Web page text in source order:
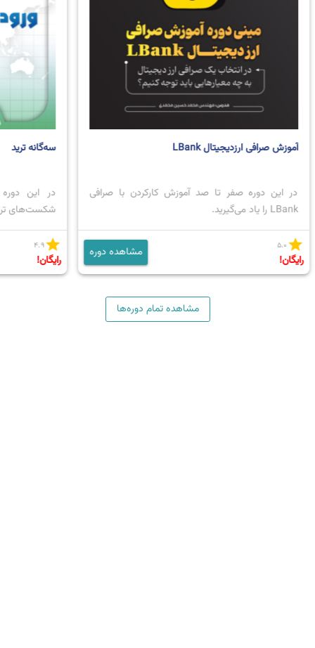
آموزش صرافی ارزدیجیتال LBank
در این دوره صفر تا صد آموزش کارکردن با صرافی
LBank را یاد می‌گیرید.
star۵.۰
رایگان!
مشاهده دوره
سه‌گانه ترید
در این
شکست‌های
star۴.۹
رایگان!
مشاهده تمام دوره‌ها